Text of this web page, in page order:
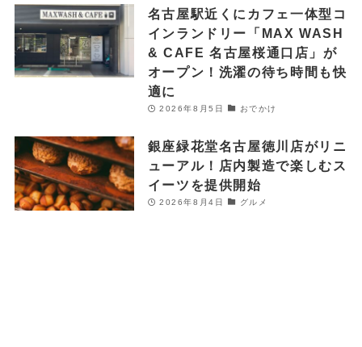
名古屋駅近くにカフェ一体型コ
インランドリー「MAX WASH
& CAFE 名古屋桜通口店」が
オープン！洗濯の待ち時間も快
適に
2026年8月5日 おでかけ
銀座緑花堂名古屋徳川店がリニ
ューアル！店内製造で楽しむス
イーツを提供開始
2026年8月4日 グルメ